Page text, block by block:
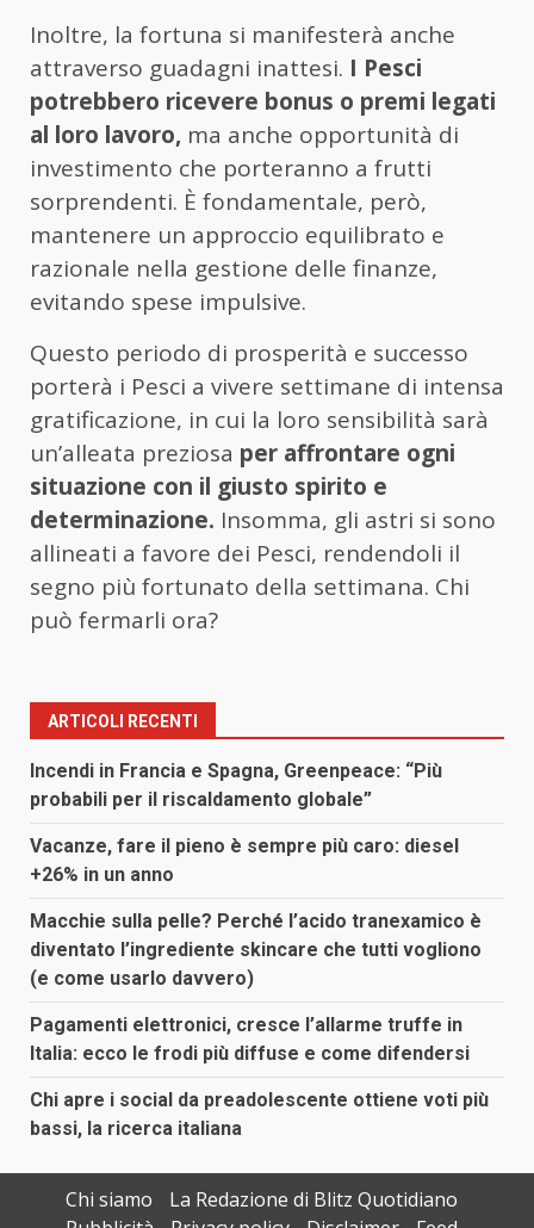
Inoltre, la fortuna si manifesterà anche
attraverso guadagni inattesi. I Pesci
potrebbero ricevere bonus o premi legati
al loro lavoro, ma anche opportunità di
investimento che porteranno a frutti
sorprendenti. È fondamentale, però,
mantenere un approccio equilibrato e
razionale nella gestione delle finanze,
evitando spese impulsive.
Questo periodo di prosperità e successo
porterà i Pesci a vivere settimane di intensa
gratificazione, in cui la loro sensibilità sarà
un’alleata preziosa per affrontare ogni
situazione con il giusto spirito e
determinazione. Insomma, gli astri si sono
allineati a favore dei Pesci, rendendoli il
segno più fortunato della settimana. Chi
può fermarli ora?
ARTICOLI RECENTI
Incendi in Francia e Spagna, Greenpeace: “Più
probabili per il riscaldamento globale”
Vacanze, fare il pieno è sempre più caro: diesel
+26% in un anno
Macchie sulla pelle? Perché l’acido tranexamico è
diventato l’ingrediente skincare che tutti vogliono
(e come usarlo davvero)
Pagamenti elettronici, cresce l’allarme truffe in
Italia: ecco le frodi più diffuse e come difendersi
Chi apre i social da preadolescente ottiene voti più
bassi, la ricerca italiana
Chi siamo
La Redazione di Blitz Quotidiano